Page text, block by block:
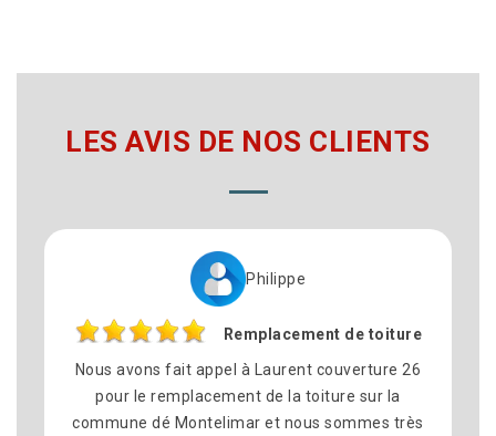
LES AVIS DE NOS CLIENTS
Philippe
Remplacement de toiture
Nous avons fait appel à Laurent couverture 26
pour le remplacement de la toiture sur la
commune dé Montelimar et nous sommes très